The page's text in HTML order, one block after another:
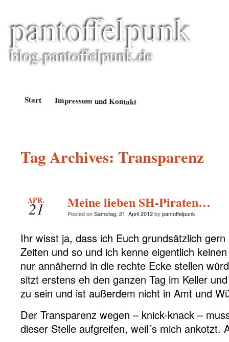
pantoffelpunk
blog.pantoffelpunk.de
Start Impressum und Kontakt
Tag Archives: Transparenz
APR.
21 Meine lieben SH-Piraten…
Posted onSamstag, 21. April 2012by pantoffelpunk
Ihr wisst ja, dass ich Euch grundsätzlich
Zeiten und so und ich kenne eigentlich
nur annähernd in die rechte Ecke stellen
sitzt erstens eh den ganzen Tag im Keller
zu sein und ist außerdem nicht in Amt und
Der Transparenz wegen – knick-knack –
dieser Stelle aufgreifen, weil´s mich ankotzt.